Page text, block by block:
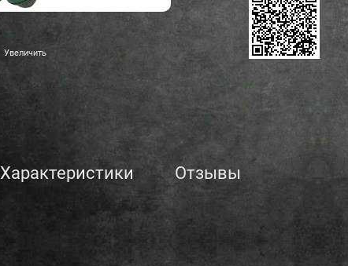
Увеличить
Характеристики Отзывы